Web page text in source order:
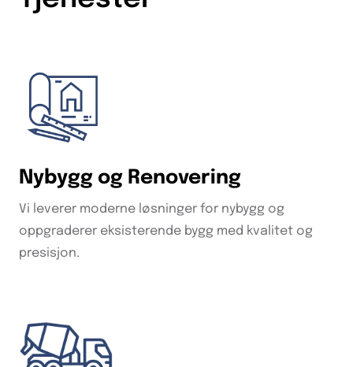
Nybygg og Renovering
Vi leverer moderne løsninger for nybygg og
oppgraderer eksisterende bygg med kvalitet og
presisjon.